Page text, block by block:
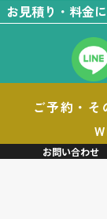
お見積り・料金
ご予約・
お問い合わせ